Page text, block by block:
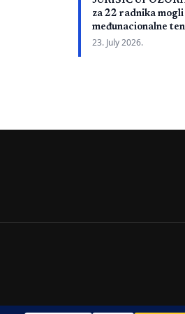
za 22 radnika
međunacionalne
23. July 2026.